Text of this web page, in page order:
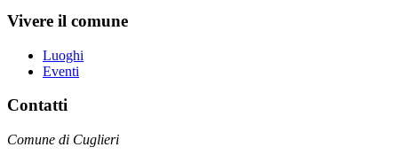
Vivere il comune
Luoghi
Eventi
Contatti
Comune di Cuglieri